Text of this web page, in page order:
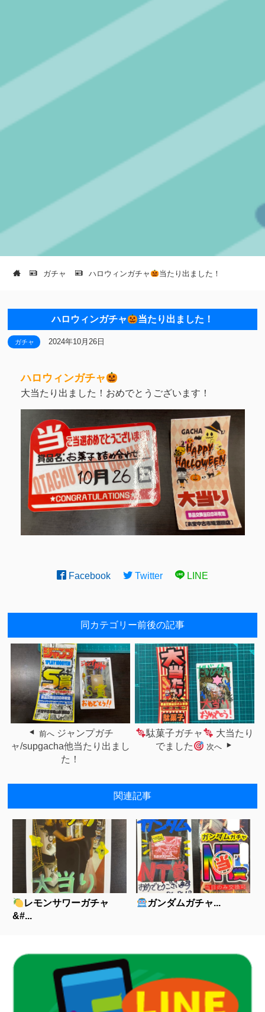
ガチャ ハロウィンガチャ 当たり出ました！
ハロウィンガチャ 当たり出ました！
ガチャ 2024年10月26日
ハロウィンガチャ
大当たり出ました！おめでとうございます！
Facebook Twitter LINE
同カテゴリー前後の記事
前へ ジャンプガチ
ャ/supgacha他当たり出まし
た！
駄菓子ガチャ
大当たり
でました
次へ
関連記事
レモンサワーガチャ
&#...
ガンダムガチャ...